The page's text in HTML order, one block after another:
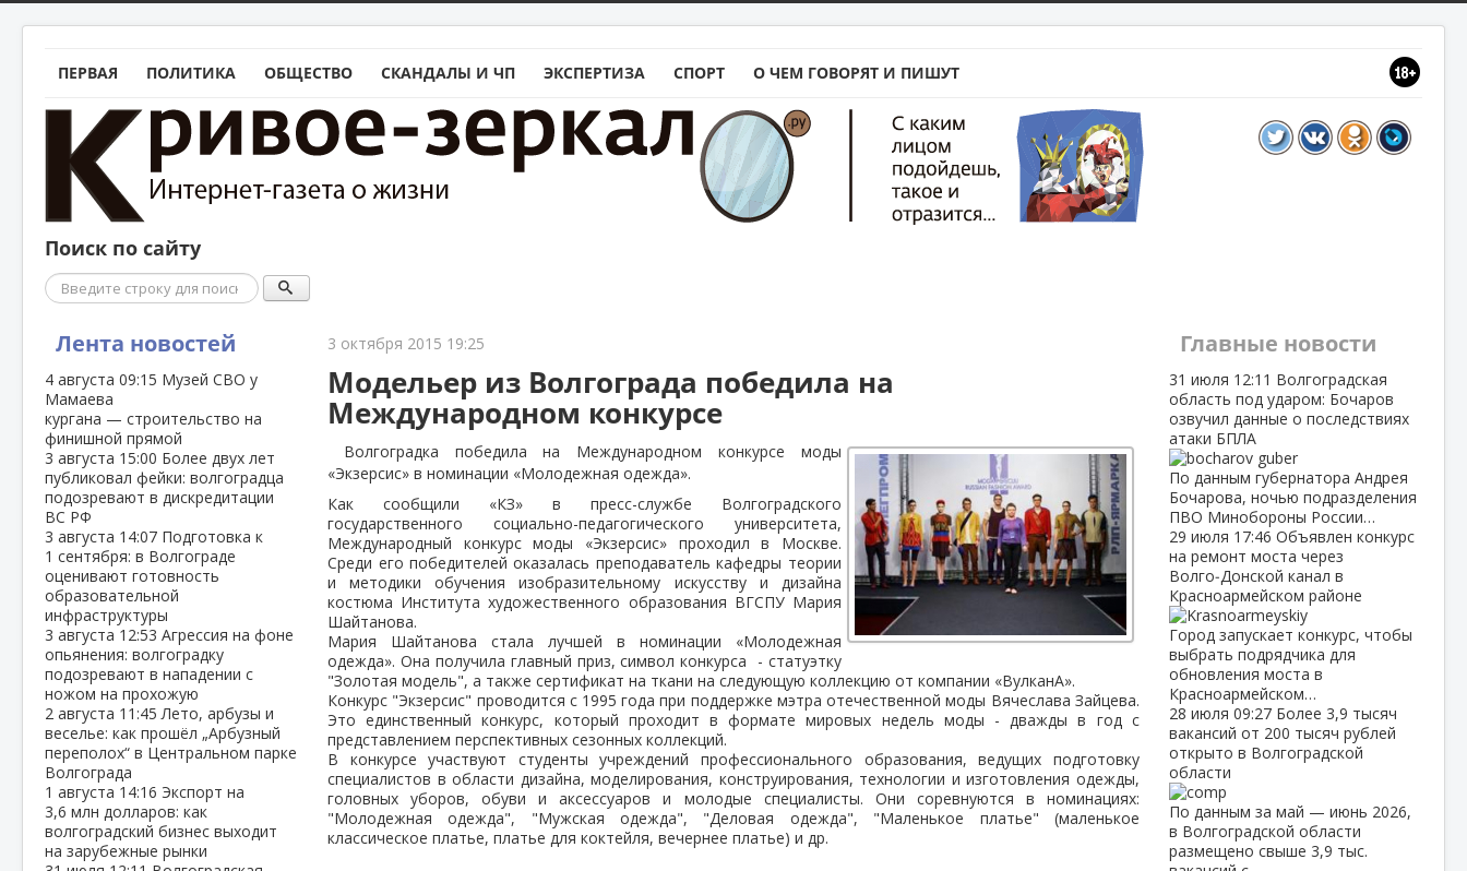
ПЕРВАЯ ПОЛИТИКА ОБЩЕСТВО СКАНДАЛЫ И ЧП ЭКСПЕРТИЗА СПОРТ О ЧЕМ ГОВОРЯТ И ПИШУТ
Поиск по сайту
Поиск
Лента новостей
4 августа 09:15 Музей СВО у
Мамаева
кургана — строительство на
финишной прямой
3 августа 15:00 Более двух лет
публиковал фейки: волгоградца
подозревают в дискредитации
ВС РФ
3 августа 14:07 Подготовка к
1 сентября: в Волгограде
оценивают готовность
образовательной
инфраструктуры
3 августа 12:53 Агрессия на фоне
опьянения: волгоградку
подозревают в нападении с
ножом на прохожую
2 августа 11:45Лето, арбузы и
веселье: как прошёл „Арбузный
переполох“ в Центральном парке
Волгограда
1 августа 14:16 Экспорт на
3,6 млн долларов: как
волгоградский бизнес выходит
на зарубежные рынки
3 октября 2015 19:25
Модельер из Волгограда победила на
Международном конкурсе
Волгоградка победила на Международном конкурсе моды
«Экзерсис» в номинации «Молодежная одежда».
Как сообщили «КЗ» в пресс-службе Волгоградского
государственного социально-педагогического университета,
Международный конкурс моды «Экзерсис» проходил в Москве.
Среди его победителей оказалась преподаватель кафедры теории
и методики обучения изобразительному искусству и дизайна
костюма Института художественного образования ВГСПУ Мария
Шайтанова.
Мария Шайтанова стала лучшей в номинации «Молодежная
одежда». Она получила главный приз, символ конкурса - статуэтку
"Золотая модель", а также сертификат на ткани на следующую коллекцию от компании «ВулканА».
Конкурс "Экзерсис" проводится с 1995 года при поддержке мэтра отечественной моды Вячеслава Зайцева.
Это единственный конкурс, который проходит в формате мировых недель моды - дважды в год с
представлением перспективных сезонных коллекций.
В конкурсе участвуют студенты учреждений профессионального образования, ведущих подготовку
специалистов в области дизайна, моделирования, конструирования, технологии и изготовления одежды,
головных уборов, обуви и аксессуаров и молодые специалисты. Они соревнуются в номинациях:
"Молодежная одежда", "Мужская одежда", "Деловая одежда", "Маленькое платье" (маленькое
классическое платье, платье для коктейля, вечернее платье) и др.
Главные новости
31 июля 12:11 Волгоградская
область под ударом: Бочаров
озвучил данные о последствиях
атаки БПЛА
По данным губернатора Андрея
Бочарова, ночью подразделения
ПВО Минобороны России…
29 июля 17:46 Объявлен конкурс
на ремонт моста через
Волго‑Донской канал в
Красноармейском районе
Город запускает конкурс, чтобы
выбрать подрядчика для
обновления моста в
Красноармейском…
28 июля 09:27 Более 3,9 тысяч
вакансий от 200 тысяч рублей
открыто в Волгоградской
области
По данным за май — июнь 2026,
в Волгоградской области
размещено свыше 3,9 тыс.